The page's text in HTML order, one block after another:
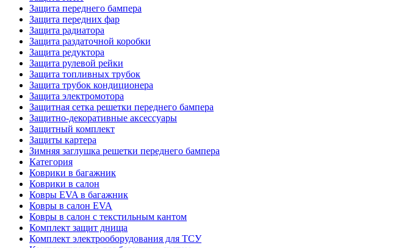
Защита переднего бампера
Защита передних фар
Защита радиатора
Защита раздаточной коробки
Защита редуктора
Защита рулевой рейки
Защита топливных трубок
Защита трубок кондиционера
Защита электромотора
Защитная сетка решетки переднего бампера
Защитно-декоративные аксессуары
Защитный комплект
Защиты картера
Зимняя заглушка решетки переднего бампера
Категория
Коврики в багажник
Коврики в салон
Ковры EVA в багажник
Ковры в салон EVA
Ковры в салон с текстильным кантом
Комплект защит днища
Комплект электрооборудования для ТСУ